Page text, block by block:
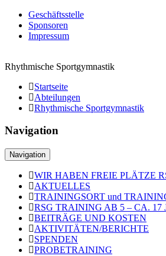
Geschäftsstelle
Sponsoren
Impressum
Rhythmische Sportgymnastik
Startseite
Abteilungen
Rhythmische Sportgymnastik
Navigation
Navigation
Navigation
WIR HABEN FREIE PLÄTZE
AKTUELLES
TRAININGSORT und
RSG TRAINING AB 5 – CA. 17
BEITRÄGE UND KOSTEN
AKTIVITÄTEN/BERICHTE
SPENDEN
PROBETRAINING